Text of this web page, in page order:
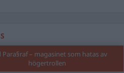
Para§raf – magasinet som hatas av
högertrollen